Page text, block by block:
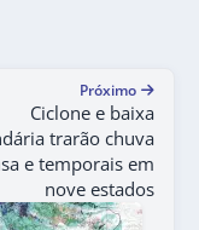
Próximo
Ciclone e baixa
trarão chuva
e temporais em
nove estados